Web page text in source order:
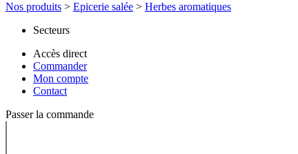
Nos produits > Epicerie salée > Herbes aromatiques
Secteurs
Accès direct
Commander
Mon compte
Contact
Passer la commande